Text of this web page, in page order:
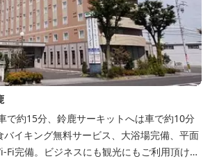
で約15分、鈴鹿サーキットへは車で約10分
バイキング無料サービス、大浴場完備、平面
Fi完備。ビジネスにも観光にもご利用頂ける